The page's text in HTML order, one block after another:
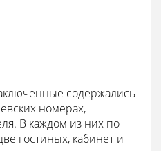
содержались
номерах,
В каждом из них по
гостиных, кабинет и